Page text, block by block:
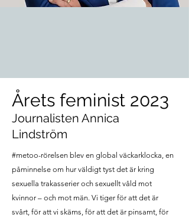
Årets feminist 2023
Journalisten Annica
Lindström
#metoo-rörelsen blev en global väckarklocka, en
påminnelse om hur väldigt tyst det är kring
sexuella trakasserier och sexuellt våld mot
kvinnor – och mot män. Vi tiger för att det är
svårt, för att vi skäms, för att det är pinsamt, för